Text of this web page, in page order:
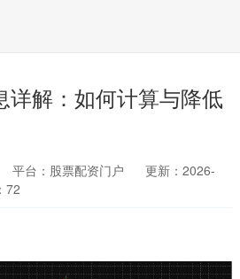
详解：如何计算与降低
平台：股票配资门户
更新：2026-
72